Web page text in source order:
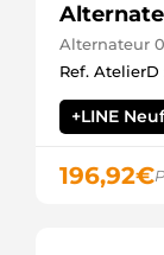
Alternateur
Ref. AtelierD
+LINE
196,92€